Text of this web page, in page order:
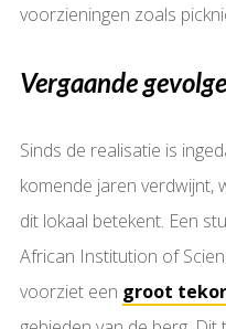
voorzieningen zoals
Vergaande
Sinds de realisatie is
komende jaren verdwijnt,
dit lokaal betekent. Een
African Institution of
voorziet een groot